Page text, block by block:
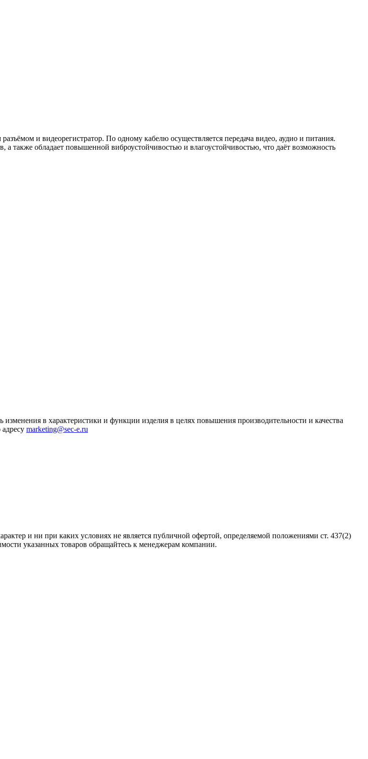
и видеорегистратор. По одному кабелю осуществляется передача видео, аудио и питания.
а также обладает повышенной виброустойчивостью и влагоустойчивостью, что даёт возможность
изменения в характеристики и функции изделия в целях повышения производительности и качества
marketing@sec-e.ru
и ни при каких условиях не является публичной офертой, определяемой положениями ст. 437(2)
указанных товаров обращайтесь к менеджерам компании.